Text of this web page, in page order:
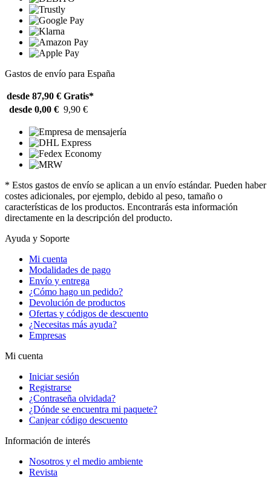
Gastos de envío para España
desde 87,90 € Gratis*
desde 0,00 € 9,90 €
* Estos gastos de envío se aplican a un envío estándar. Pueden haber
costes adicionales, por ejemplo, debido al peso, tamaño o
características de los productos. Encontrarás esta información
directamente en la descripción del producto.
Ayuda y Soporte
Mi cuenta
Modalidades de pago
Envío y entrega
¿Cómo hago un pedido?
Devolución de productos
Ofertas y códigos de descuento
¿Necesitas más ayuda?
Empresas
Mi cuenta
Iniciar sesión
Registrarse
¿Contraseña olvidada?
¿Dónde se encuentra mi paquete?
Canjear código descuento
Información de interés
Nosotros y el medio ambiente
Revista